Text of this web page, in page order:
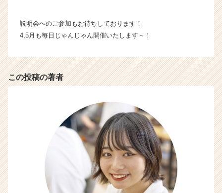
が
チ
ア
キ
ャ
リ
ア
（C
h
e
説明会へのご参加もお待ちしております！
4,5月も毎日じゃんじゃん開催いたします～！
この投稿の著者